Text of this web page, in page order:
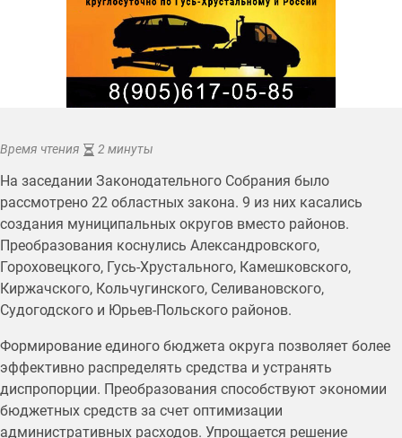
Время чтения 2 минуты
На заседании Законодательного Собрания было
рассмотрено 22 областных закона. 9 из них касались
создания муниципальных округов вместо районов.
Преобразования коснулись Александровского,
Гороховецкого, Гусь-Хрустального, Камешковского,
Киржачского, Кольчугинского, Селивановского,
Судогодского и Юрьев-Польского районов.
Формирование единого бюджета округа позволяет более
эффективно распределять средства и устранять
диспропорции. Преобразования способствуют экономии
бюджетных средств за счет оптимизации
административных расходов. Упрощается решение